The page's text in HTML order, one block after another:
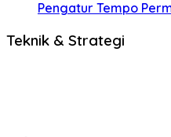
Pengatur Tempo
Teknik & Strategi